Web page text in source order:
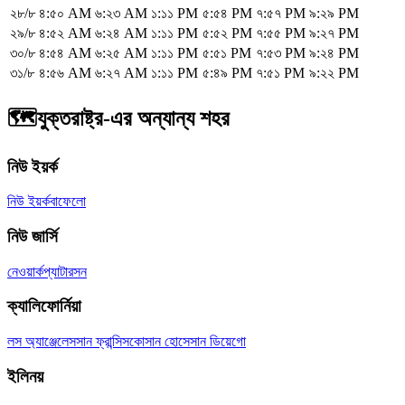
২৮/৮ ৪:৫০ AM ৬:২৩ AM ১:১১ PM ৫:৫৪ PM ৭:৫৭ PM ৯:২৯ PM
২৯/৮ ৪:৫২ AM ৬:২৪ AM ১:১১ PM ৫:৫২ PM ৭:৫৫ PM ৯:২৭ PM
৩০/৮ ৪:৫৪ AM ৬:২৫ AM ১:১১ PM ৫:৫১ PM ৭:৫৩ PM ৯:২৪ PM
৩১/৮ ৪:৫৬ AM ৬:২৭ AM ১:১১ PM ৫:৪৯ PM ৭:৫১ PM ৯:২২ PM
🗺️যুক্তরাষ্ট্র-এর অন্যান্য শহর
নিউ ইয়র্ক
নিউ ইয়র্কবাফেলো
নিউ জার্সি
নেওয়ার্কপ্যাটারসন
ক্যালিফোর্নিয়া
লস অ্যাঞ্জেলেসসান ফ্রান্সিসকোসান হোসেসান ডিয়েগো
ইলিনয়